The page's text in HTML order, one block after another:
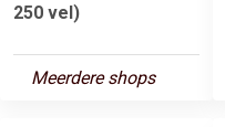
250 vel)
Meerdere shops